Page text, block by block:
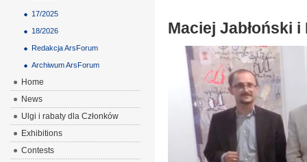
Maciej Jabłoński
17/2025
18/2026
Redakcja ArsForum
Archiwum ArsForum
Home
News
Ulgi i rabaty dla Członków
Exhibitions
Contests